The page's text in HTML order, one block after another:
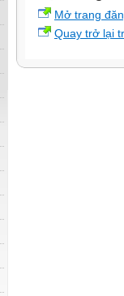
Mở trang
Quay trở lại